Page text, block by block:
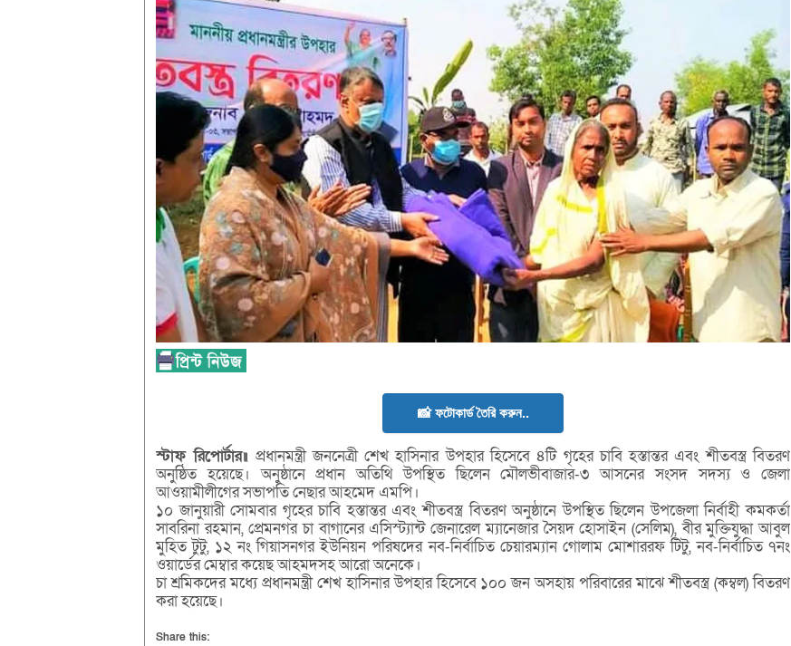
📸 ফটোকার্ড তৈরি করুন..
স্টাফ রিপোর্টার॥ প্রধানমন্ত্রী জননেত্রী শেখ হাসিনার উপহার হিসেবে ৪টি গৃহের চাবি হস্তান্তর এবং শীতবস্ত্র বিতরণ
অনুষ্ঠিত হয়েছে। অনুষ্ঠানে প্রধান অতিথি উপস্থিত ছিলেন মৌলভীবাজার-৩ আসনের সংসদ সদস্য ও জেলা
আওয়ামীলীগের সভাপতি নেছার আহমেদ এমপি।
১০ জানুয়ারী সোমবার গৃহের চাবি হস্তান্তর এবং শীতবস্ত্র বিতরণ অনুষ্ঠানে উপস্থিত ছিলেন উপজেলা নির্বাহী কমকর্তা
সাবরিনা রহমান, প্রেমনগর চা বাগানের এসিস্ট্যান্ট জেনারেল ম্যানেজার সৈয়দ হোসাইন (সেলিম), বীর মুক্তিযুদ্ধা আবুল
মুহিত টুটু, ১২ নং গিয়াসনগর ইউনিয়ন পরিষদের নব-নির্বাচিত চেয়ারম্যান গোলাম মোশাররফ টিটু, নব-নির্বাচিত ৭নং
ওয়ার্ডের মেম্বার কয়েছ আহমদসহ আরো অনেকে।
চা শ্রমিকদের মধ্যে প্রধানমন্ত্রী শেখ হাসিনার উপহার হিসেবে ১০০ জন অসহায় পরিবারের মাঝে শীতবস্ত্র (কম্বল) বিতরণ
করা হয়েছে।
Share this: